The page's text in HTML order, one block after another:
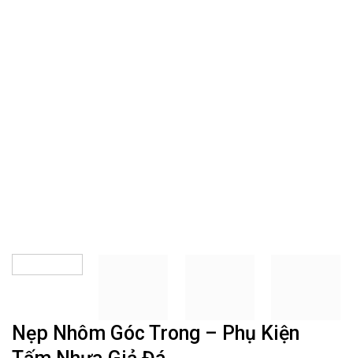
Nẹp Nhôm Góc Trong – Phụ Kiện